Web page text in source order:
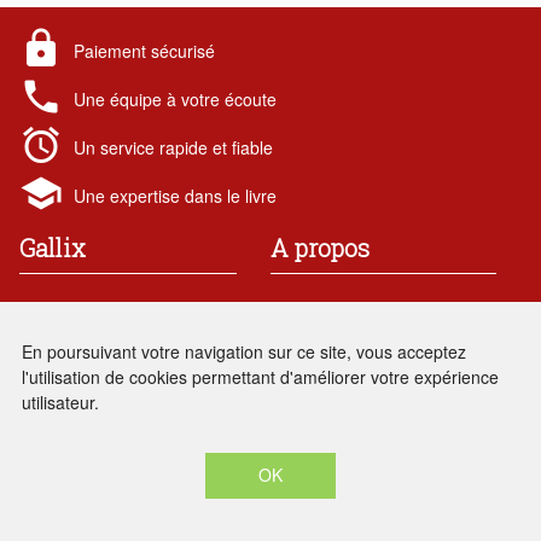
lock Paiement sécurisé
local_phone Une équipe à votre écoute
alarm Un service rapide et fiable
school Une expertise dans le livre
Gallix
France
local_phoneRenseignements : 01 69 86
05 28
A propos
Conditions générales de vente
En poursuivant votre navigation sur ce site, vous acceptez
l'utilisation de cookies permettant d'améliorer votre expérience
utilisateur.
OK